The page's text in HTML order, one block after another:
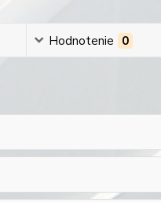
Hodnotenie 0